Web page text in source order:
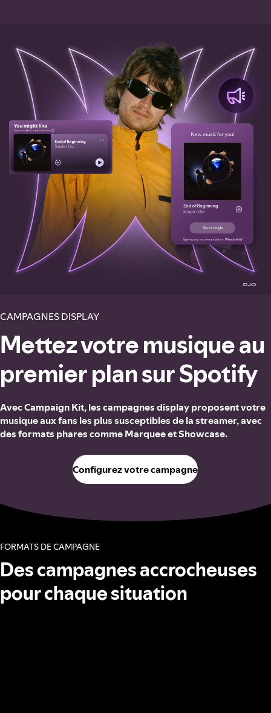
CAMPAGNES DISPLAY
Mettez votre musique au
premier plan sur Spotify
Avec Campaign Kit, les campagnes display proposent votre
musique aux fans les plus susceptibles de la streamer, avec
des formats phares comme Marquee et Showcase.
Configurez votre campagne
FORMATS DE CAMPAGNE
Des campagnes accrocheuses
pour chaque situation